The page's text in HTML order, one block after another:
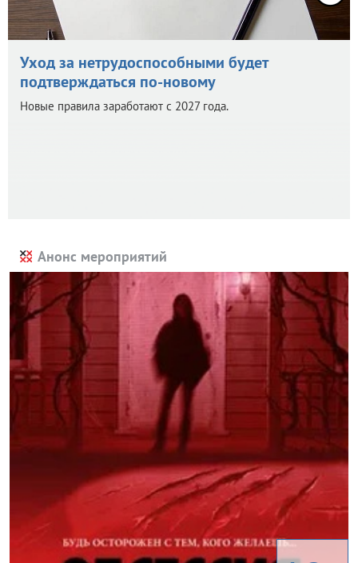
Уход за нетрудоспособными будет
подтверждаться по-новому
Новые правила заработают с 2027 года.
Анонс мероприятий